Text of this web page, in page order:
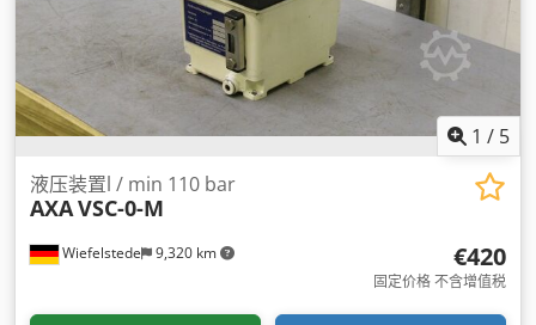
1 / 5
Wiefelstede 9,320 km
液压装置l / min 110 bar
AXAVSC-0-M
€420
固定价格 不含增值税